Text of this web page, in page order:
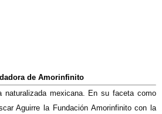
de Amorinfinito
naturalizada mexicana. En su faceta como
Aguirre la Fundación Amorinfinito con la